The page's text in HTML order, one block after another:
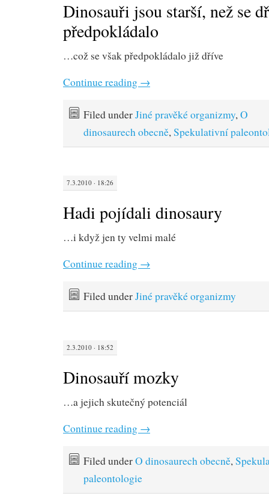
Dinosauři jsou starší, než se
předpokládalo
…což se však předpokládalo již dříve
Continue reading →
Filed underJiné pravěké organizmy,O
dinosaurech obecně,Spekulativní
7.3.2010 · 18:26
Hadi pojídali dinosaury
…i když jen ty velmi malé
Continue reading →
Filed underJiné pravěké organizmy
2.3.2010 · 18:52
Dinosauří mozky
…a jejich skutečný potenciál
Continue reading →
Filed underO dinosaurech obecně,
paleontologie